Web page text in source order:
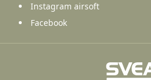
Instagram airsoft
Facebook